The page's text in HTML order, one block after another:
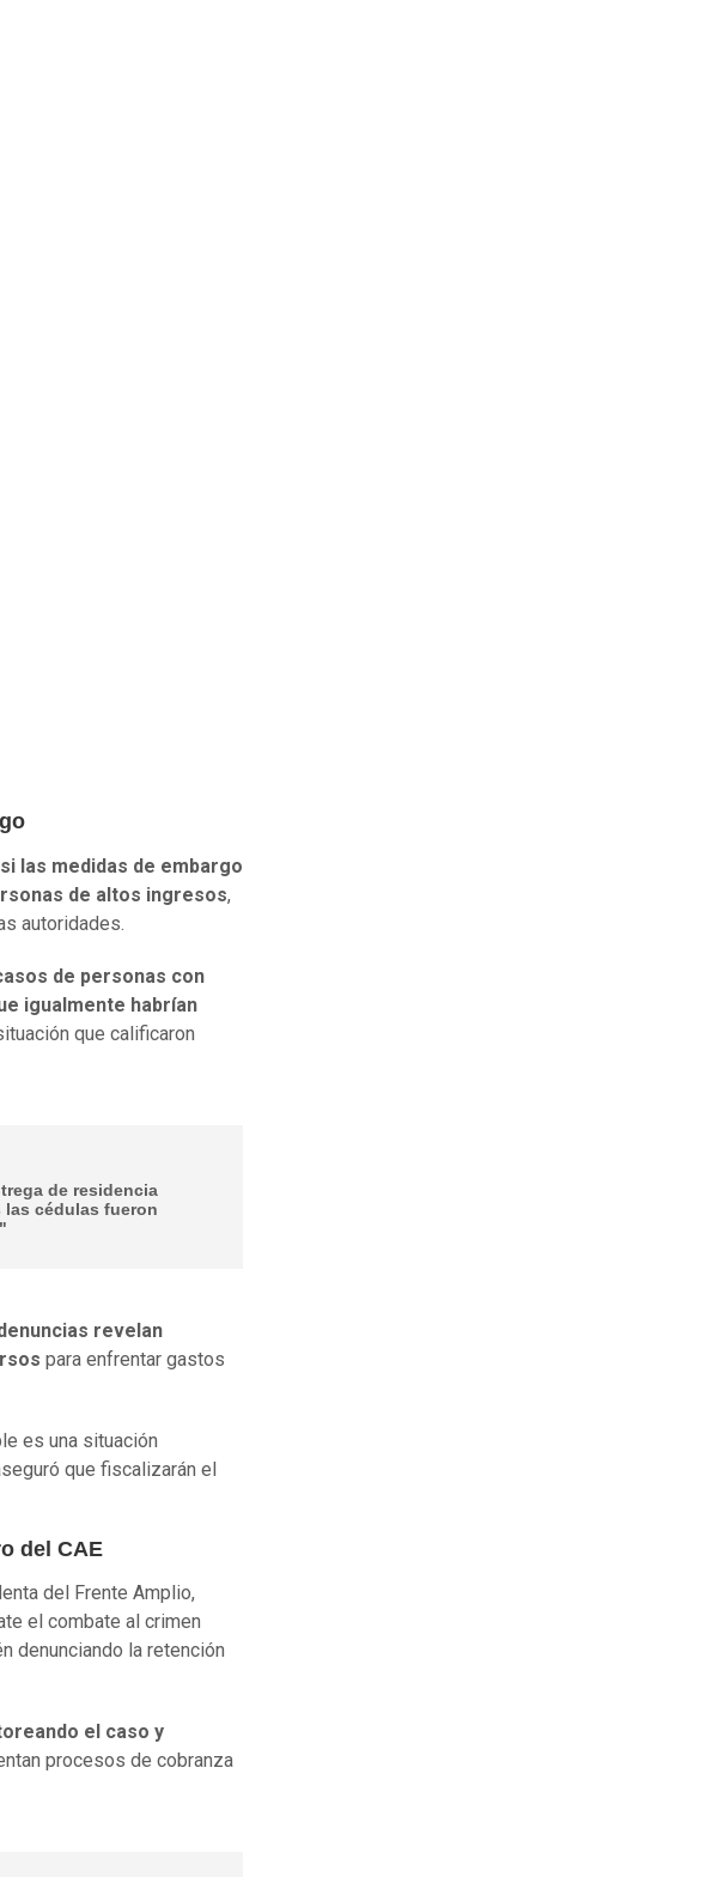
si las medidas de embargo
de altos ingresos,
autoridades.
de personas con
igualmente habrían
que calificaron
de residencia
cédulas fueron
revelan
para enfrentar gastos
es una situación
que fiscalizarán el
del CAE
del Frente Amplio,
el combate al crimen
denunciando la retención
el caso y
procesos de cobranza